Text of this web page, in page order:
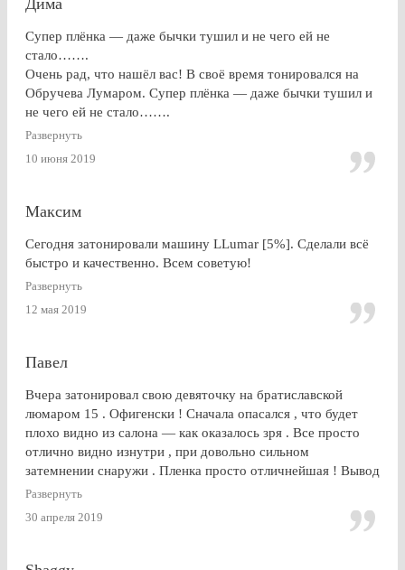
Супер плёнка — даже бычки тушил и не чего ей не
стало…….
Очень рад, что нашёл вас! В своё время тонировался на
Обручева Лумаром. Супер плёнка — даже бычки тушил и
не чего ей не стало…….
Развернуть
10 июня 2019
Максим
Сегодня затонировали машину LLumar [5%]. Сделали всё
быстро и качественно. Всем советую!
Развернуть
12 мая 2019
Павел
Вчера затонировал свою девяточку на братиславской
люмаром 15 . Офигенски ! Сначала опасался , что будет
плохо видно из салона — как оказалось зря . Все просто
отлично видно изнутри , при довольно сильном
затемнении снаружи . Пленка просто отличнейшая ! Вывод
: Очень доволен . Буду советовать эту контору друзьям и
Развернуть
30 апреля 2019